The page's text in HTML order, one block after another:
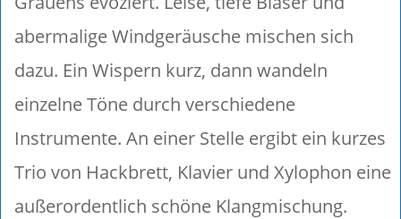
abermalige Windgeräusche mischen sich
dazu. Ein Wispern kurz, dann wandeln
einzelne Töne durch verschiedene
Instrumente. An einer Stelle ergibt ein kurzes
Trio von Hackbrett, Klavier und Xylophon eine
außerordentlich schöne Klangmischung.